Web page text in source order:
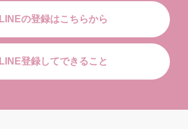
LINEの登録はこちらから
LINE登録してできること